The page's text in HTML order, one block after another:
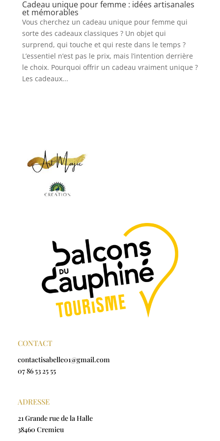
Cadeau unique pour femme : idées artisanales
et mémorables
Vous cherchez un cadeau unique pour femme qui
sorte des cadeaux classiques ? Un objet qui
surprend, qui touche et qui reste dans le temps ?
L’essentiel n’est pas le prix, mais l’intention derrière
le choix. Pourquoi offrir un cadeau vraiment unique ?
Les cadeaux...
CONTACT
contactisabelle01@gmail.com
07 86 53 25 55
ADRESSE
21 Grande rue de la Halle
38460 Cremieu